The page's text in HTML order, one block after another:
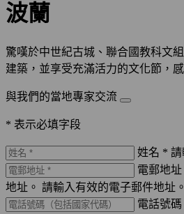
波蘭
驚嘆於中世紀古城、聯合國教科文
建築，並享受充滿活力的文化節，
與我們的當地專家交流
* 表示必填字段
姓名 * 請
電郵地
地址。 請輸入有效的電子郵件地址。
電話號碼